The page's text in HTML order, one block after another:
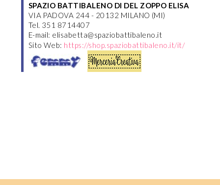
SPAZIO BATTIBALENO DI DEL ZOPPO ELISA
VIA PADOVA 244 - 20132 MILANO (MI)
Tel. 351 8714407
E-mail: elisabetta@spaziobattibaleno.it
Sito Web: https://shop.spaziobattibaleno.it/it/